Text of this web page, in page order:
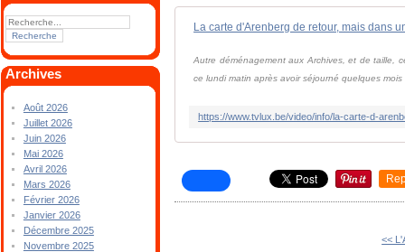
Archives
Août 2026
Juillet 2026
Juin 2026
Mai 2026
Avril 2026
Mars 2026
Février 2026
Janvier 2026
Décembre 2025
Novembre 2025
La carte d'Arenberg de retour, mais dans
Autre déménagement aux Archives, et de taille,
ce lundi matin après avoir séjourné quelques
<<